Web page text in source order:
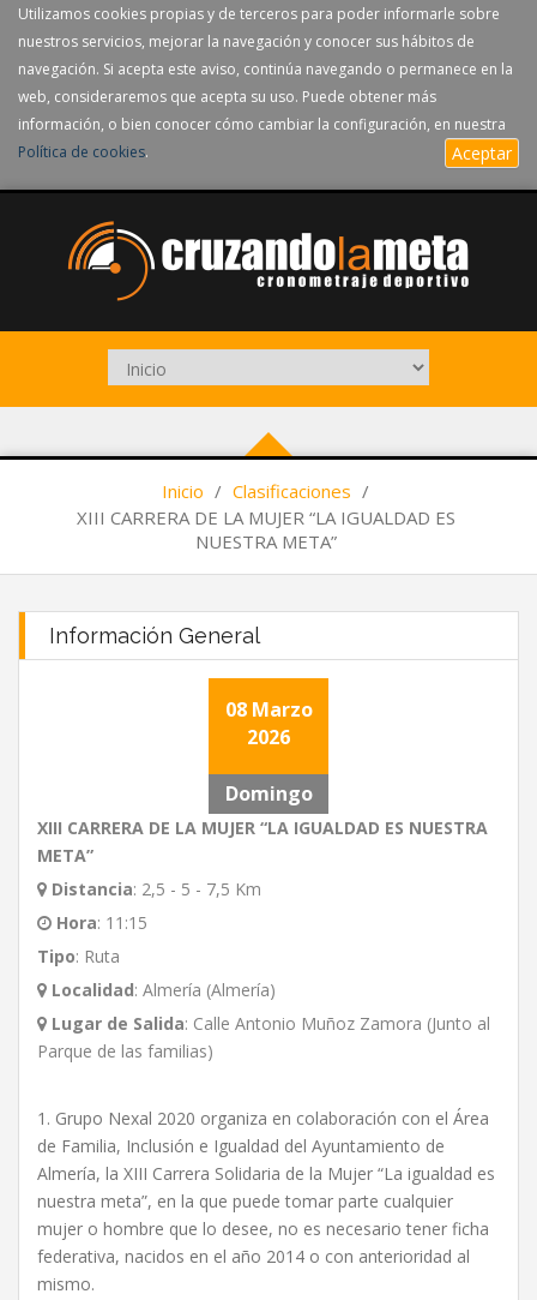
Utilizamos cookies propias y de terceros para poder informarle sobre
nuestros servicios, mejorar la navegación y conocer sus hábitos de
navegación. Si acepta este aviso, continúa navegando o permanece en la
web, consideraremos que acepta su uso. Puede obtener más
información, o bien conocer cómo cambiar la configuración, en nuestra
Política de cookies. Aceptar
Inicio / Clasificaciones /
XIII CARRERA DE LA MUJER “LA IGUALDAD ES
NUESTRA META”
Información General
08 Marzo
2026
Domingo
XIII CARRERA DE LA MUJER “LA IGUALDAD ES NUESTRA
META”
Distancia: 2,5 - 5 - 7,5 Km
Hora: 11:15
Tipo: Ruta
Localidad: Almería (Almería)
Lugar de Salida: Calle Antonio Muñoz Zamora (Junto al
Parque de las familias)
1. Grupo Nexal 2020 organiza en colaboración con el Área
de Familia, Inclusión e Igualdad del Ayuntamiento de
Almería, la XIII Carrera Solidaria de la Mujer “La igualdad es
nuestra meta”, en la que puede tomar parte cualquier
mujer o hombre que lo desee, no es necesario tener ficha
federativa, nacidos en el año 2014 o con anterioridad al
mismo.